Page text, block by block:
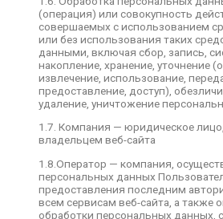
(операция) или совокупность
совершаемых с использованием
или без использования таких
данными, включая сбор, запись,
накопление, хранение, уточнение
извлечение, использование,
предоставление, доступ),
удаление, уничтожение
1.7. Компания — юридическое
владельцем веб-сайта
1.8.Оператор — компания,
персональных данных
предоставления последним
всем сервисам веб-сайта, а также
обработки персональных данных,
1.8.Оператор — компания,
обработку персональных данных
веб-сайта в целях
авторизованного доступа ко всем
сайта, а также определяющая цели
персональных данных, состав
данных, действия (операции),
персональными данными, порядок
уничтожения персональных
пользователей.
1.9. Персональные данные — любая
информация, относящаяся прямо
к определенному или
Пользователю веб-сайта https://
1.10. Персональные данные,